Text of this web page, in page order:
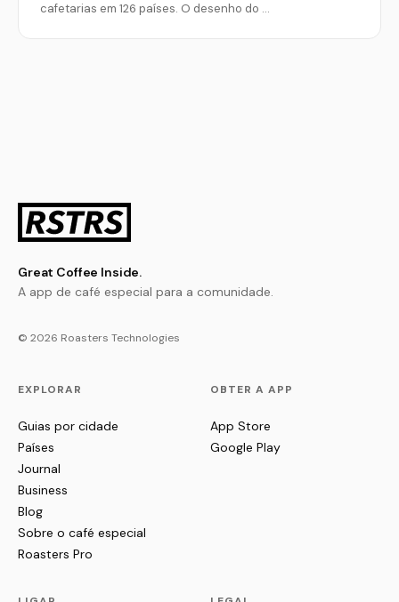
cafetarias em 126 países. O desenho do …
Great Coffee Inside.
A app de café especial para a comunidade.
© 2026 Roasters Technologies
EXPLORAR
Guias por cidade
Países
Journal
Business
Blog
Sobre o café especial
Roasters Pro
OBTER A APP
App Store
Google Play